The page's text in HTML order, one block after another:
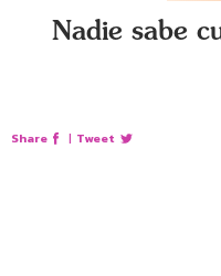
Nadie sabe
Share | Tweet